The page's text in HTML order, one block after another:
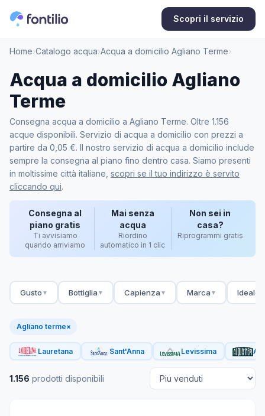
Scopri il servizio
Home›Catalogo acqua›Acqua a domicilio Agliano Terme›
Acqua a domicilio Agliano
Terme
Consegna acqua a domicilio a Agliano Terme. Oltre 1.156
acque disponibili. Servizio di acqua a domicilio con prezzi a
partire da 0,05 €. Il nostro servizio di acqua a domicilio include
sempre la consegna al piano fino dentro casa. Siamo presenti
in moltissime città italiane, scopri se il tuo indirizzo è servito
cliccando qui.
Consegna al
piano gratis
Ti avvisiamo
quando arriviamo
Mai senza
acqua
Riordino
automatico in 1 clic
Non sei in
casa?
Riprogrammi gratis
Gusto ▼ Bottiglia ▼ Capienza ▼ Marca ▼ Ideale
Agliano terme×
Lauretana Sant'Anna Levissima
1.156 prodotti disponibili